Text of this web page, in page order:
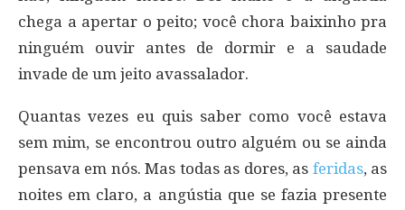
chega a apertar o peito; você chora baixinho pra
ninguém ouvir antes de dormir e a saudade
invade de um jeito avassalador.
Quantas vezes eu quis saber como você estava
sem mim, se encontrou outro alguém ou se ainda
pensava em nós. Mas todas as dores, as feridas, as
noites em claro, a angústia que se fazia presente